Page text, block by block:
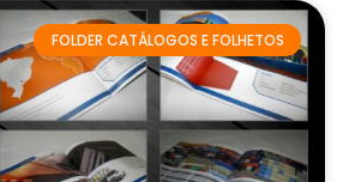
FOLDER CATÁLOGOS E FOLHETOS